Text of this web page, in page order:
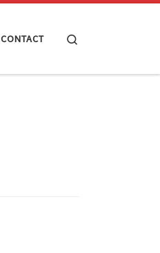
CONTACT